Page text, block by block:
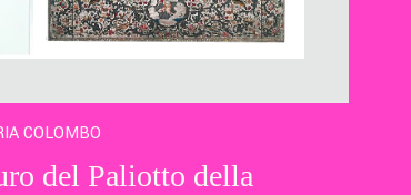
COLOMBO
del Paliotto della